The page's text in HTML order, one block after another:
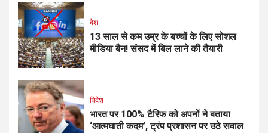
देश
13 साल से कम उम्र के बच्चों के लिए सोशल
मीडिया बैन! संसद में बिल लाने की तैयारी
विदेश
भारत पर 100% टैरिफ को अपनों ने बताया
‘आत्मघाती कदम’, ट्रंप प्रशासन पर उठे सवाल